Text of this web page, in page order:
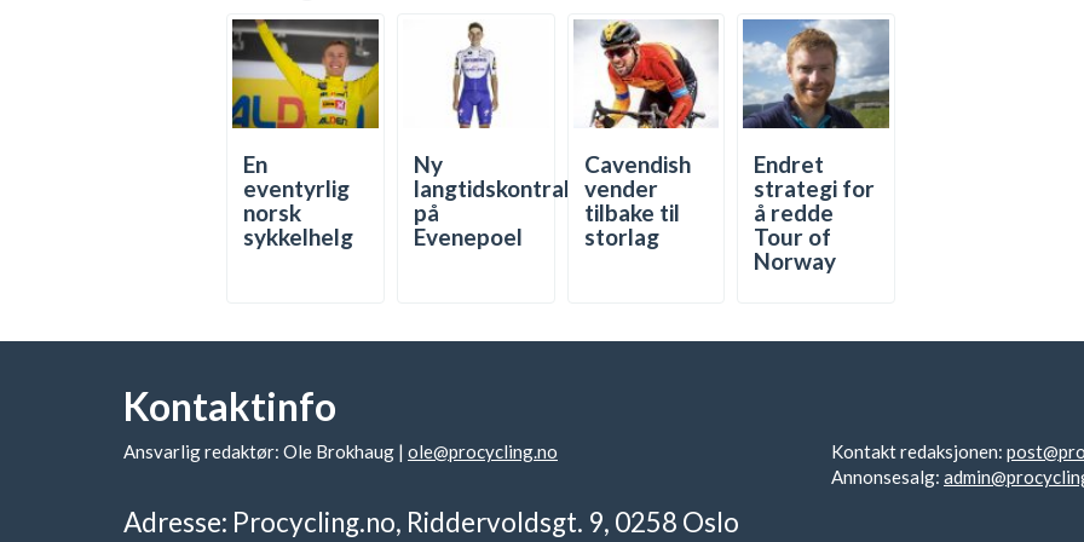
En
eventyrlig
norsk
sykkelhelg
Ny
langtidskontrakt
på
Evenepoel
Cavendish
vender
tilbake til
storlag
Endret
strategi for
å redde
Tour of
Norway
Kontaktinfo
Ansvarlig redaktør: Ole Brokhaug | ole@procycling.no Kontakt redaksjonen:
Annonsesalg:
Adresse: Procycling.no, Riddervoldsgt. 9, 0258 Oslo